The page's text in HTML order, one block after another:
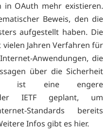
in OAuth mehr existieren.
Beweis, den die
aufgestellt haben. Die
Jahren Verfahren für
Anwendungen, die
über die Sicherheit
ist eine engere
IETF geplant, um
Standards bereits
Infos gibt es hier.